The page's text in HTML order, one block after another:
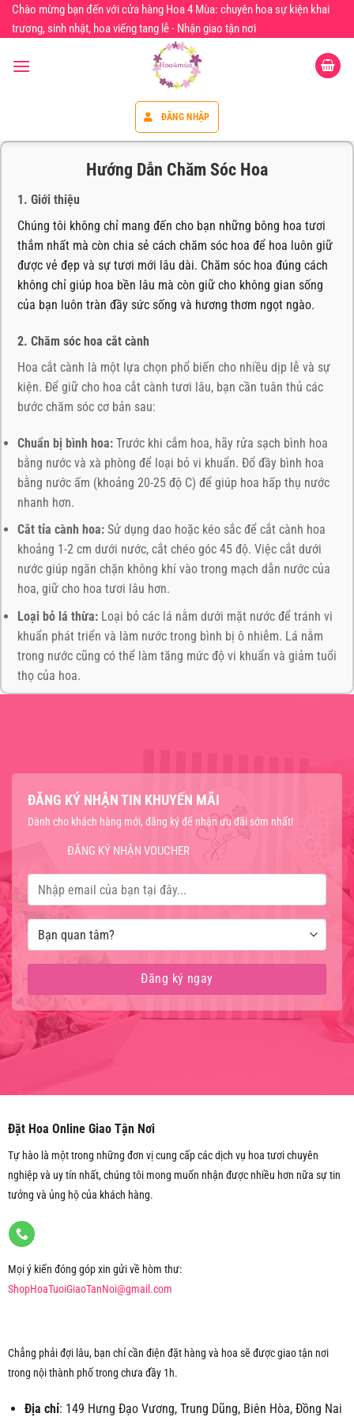
Chuyển
đến
dung
Chào mừng bạn đến với cửa hàng Hoa 4 Mùa: chuyên hoa sự kiện khai
trương, sinh nhật, hoa viếng tang lễ - Nhận giao tận nơi
ĐĂNG NHẬP
Hướng Dẫn Chăm Sóc Hoa
1. Giới thiệu
Chúng tôi không chỉ mang đến cho bạn những bông hoa tươi
thắm nhất mà còn chia sẻ cách chăm sóc hoa để hoa luôn giữ
được vẻ đẹp và sự tươi mới lâu dài. Chăm sóc hoa đúng cách
không chỉ giúp hoa bền lâu mà còn giữ cho không gian sống
của bạn luôn tràn đầy sức sống và hương thơm ngọt ngào.
2. Chăm sóc hoa cắt cành
Hoa cắt cành là một lựa chọn phổ biến cho nhiều dịp lễ và sự
kiện. Để giữ cho hoa cắt cành tươi lâu, bạn cần tuân thủ các
bước chăm sóc cơ bản sau:
Chuẩn bị bình hoa: Trước khi cắm hoa, hãy rửa sạch bình hoa
bằng nước và xà phòng để loại bỏ vi khuẩn. Đổ đầy bình hoa
bằng nước ấm (khoảng 20-25 độ C) để giúp hoa hấp thụ nước
nhanh hơn.
Cắt tỉa cành hoa: Sử dụng dao hoặc kéo sắc để cắt cành hoa
khoảng 1-2 cm dưới nước, cắt chéo góc 45 độ. Việc cắt dưới
nước giúp ngăn chặn không khí vào trong mạch dẫn nước của
hoa, giữ cho hoa tươi lâu hơn.
Loại bỏ lá thừa: Loại bỏ các lá nằm dưới mặt nước để tránh vi
khuẩn phát triển và làm nước trong bình bị ô nhiễm. Lá nằm
trong nước cũng có thể làm tăng mức độ vi khuẩn và giảm tuổi
thọ của hoa.
Sử dụng dưỡng hoa:
Sử dụng gói dưỡng hoa (thường đi kèm
khi mua hoa) để cung cấp dưỡng chất cần thiết, kéo dài tuổi
thọ của hoa. Bạn cũng có thể tự làm dưỡng hoa bằng cách
pha 1 thìa đường, 1 thìa giấm trắng và 1 lít nước.
Đặt hoa nơi thoáng mát:Đặt bình hoa ở nơi có ánh sáng tự
nhiên nhưng tránh ánh nắng trực tiếp và gió lùa. Nhiệt độ lý
tưởng để giữ hoa tươi lâu là khoảng 18-22 độ C.
Tránh các nguồn nhiệt:
nhiệt như lò vi sóng, máy sưởi, hoặc dưới ánh nắng trực tiếp.
Nhiệt độ cao sẽ làm hoa héo nhanh chóng.
3. Chăm sóc hoa chậu
Hoa chậu không chỉ mang lại vẻ đẹp mà còn là lựa chọn tuyệt
Ánh sáng:Đặt chậu hoa ở nơi có ánh sáng tự nhiên, nhưng
tránh ánh nắng gắt buổi trưa. Một số loại hoa cần ánh sáng
trực tiếp, trong khi những loại khác lại phát triển tốt hơn trong
bóng râm. Hãy tìm hiểu kỹ về yêu cầu ánh sáng của từng loại
hoa.
Tưới nước:
đất quá ướt. Kiểm tra độ ẩm của đất trước khi tưới bằng cách
chọc ngón tay vào đất khoảng 2-3 cm. Nếu đất khô, đó là lúc
bạn cần tưới nước. Tưới vào buổi sáng hoặc chiều tối để tránh
phân theo hướng dẫn của nhà sản xuất. Phân bón cung cấp
dưỡng chất giúp cây phát triển mạnh mẽ và nở hoa đẹp. Tuy
hoặc héo.
ĐĂNG KÝ NHẬN TIN KHUYẾN MÃI
Dành cho khách hàng mới, đăng ký để nhận ưu đãi sớm nhất!
ĐĂNG KÝ NHẬN VOUCHER
Đặt Hoa Online Giao Tận Nơi
Tự hào là một trong những đơn vị cung cấp các dịch vụ hoa tươi chuyên
nghiệp và uy tín nhất, chúng tôi mong muốn nhận được nhiều hơn nữa sự tin
tưởng và ủng hộ của khách hàng.
Mọi ý kiến đóng góp xin gửi về hòm thư:
ShopHoaTuoiGiaoTanNoi@gmail.com
Chẳng phải đợi lâu, bạn chỉ cần điện đặt hàng và hoa sẽ được giao tận nơi
trong nội thành phố trong chưa đầy 1h.
Địa chỉ: 149 Hưng Đạo Vương, Trung Dũng, Biên Hòa, Đồng Nai